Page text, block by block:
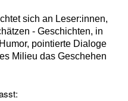
sich an Leser:innen,
- Geschichten, in
pointierte Dialoge
Milieu das Geschehen